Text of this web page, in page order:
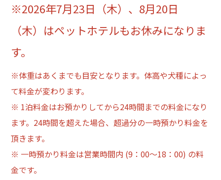
※2026年7月23日（木）、8月20日
（木）はペットホテルもお休みになりま
す。
※体重はあくまでも目安となります。体高や犬種によっ
て料金が変わります。
※ 1泊料金はお預かりしてから24時間までの料金になり
ます。24時間を超えた場合、超過分の一時預かり料金を
頂きます。
※ 一時預かり料金は営業時間内 (9：00～18：00) の料
金です。